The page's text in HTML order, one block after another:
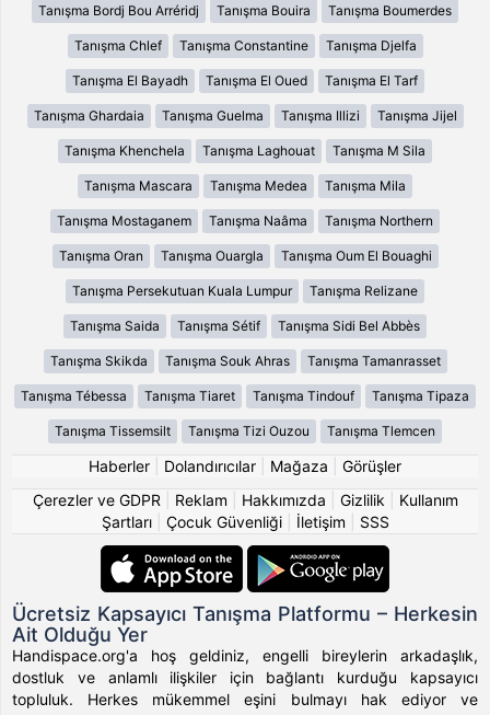
Tanışma Bordj Bou Arréridj Tanışma Bouira Tanışma Boumerdes
Tanışma Chlef Tanışma Constantine Tanışma Djelfa
Tanışma El Bayadh Tanışma El Oued Tanışma El Tarf
Tanışma Ghardaia Tanışma Guelma Tanışma Illizi Tanışma Jijel
Tanışma Khenchela Tanışma Laghouat Tanışma M Sila
Tanışma Mascara Tanışma Medea Tanışma Mila
Tanışma Mostaganem Tanışma Naâma Tanışma Northern
Tanışma Oran Tanışma Ouargla Tanışma Oum El Bouaghi
Tanışma Persekutuan Kuala Lumpur Tanışma Relizane
Tanışma Saida Tanışma Sétif Tanışma Sidi Bel Abbès
Tanışma Skikda Tanışma Souk Ahras Tanışma Tamanrasset
Tanışma Tébessa Tanışma Tiaret Tanışma Tindouf Tanışma Tipaza
Tanışma Tissemsilt Tanışma Tizi Ouzou Tanışma Tlemcen
Haberler Dolandırıcılar Mağaza
Görüşler
Çerezler ve GDPR
Reklam Hakkımızda Gizlilik
Kullanım
Şartları| Çocuk Güvenliği| İletişim SSS
Ücretsiz Kapsayıcı Tanışma Platformu – Herkesin
Ait Olduğu Yer
Handispace.org'a hoş geldiniz, engelli bireylerin arkadaşlık,
dostluk ve anlamlı ilişkiler için bağlantı kurduğu kapsayıcı
topluluk. Herkes mükemmel eşini bulmayı hak ediyor ve